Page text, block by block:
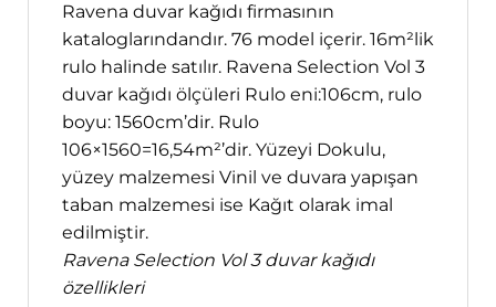
Ravena duvar kağıdı firmasının
kataloglarındandır. 76 model içerir. 16m²lik
rulo halinde satılır. Ravena Selection Vol 3
duvar kağıdı ölçüleri Rulo eni:106cm, rulo
boyu: 1560cm’dir. Rulo
106×1560=16,54m²’dir. Yüzeyi Dokulu,
yüzey malzemesi Vinil ve duvara yapışan
taban malzemesi ise Kağıt olarak imal
edilmiştir.
Ravena Selection Vol 3 duvar kağıdı
özellikleri